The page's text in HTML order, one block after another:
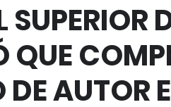
SUPERIOR
QUE
DE AUTOR